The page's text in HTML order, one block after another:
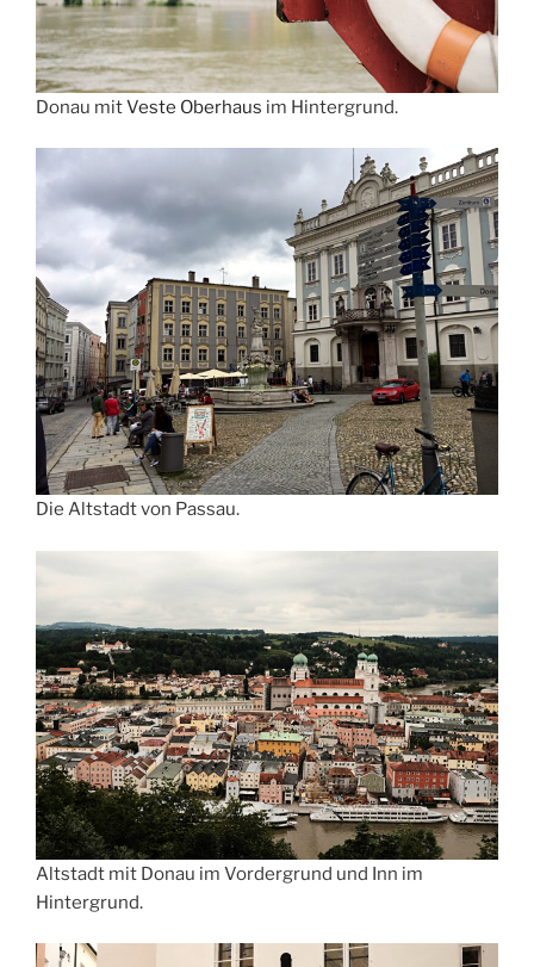
Donau mitVeste Oberhaus im Hintergrund.
Die Altstadt von Passau.
Altstadt mit Donau im Vordergrund und Inn im
Hintergrund.